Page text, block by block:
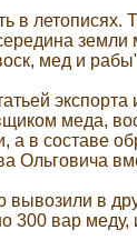
в
земли
мед и
меда,
а в составе
Ольговича
вывозили в
300 вар